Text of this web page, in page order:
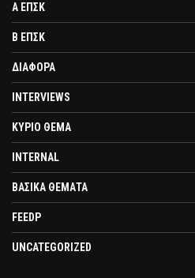
Α ΕΠΣΚ
Β ΕΠΣΚ
ΔΙΑΦΟΡΑ
INTERVIEWS
ΚΥΡΙΟ ΘΕΜΑ
INTERNAL
ΒΑΣΙΚΑ ΘΕΜΑΤΑ
FEEDP
UNCATEGORIZED